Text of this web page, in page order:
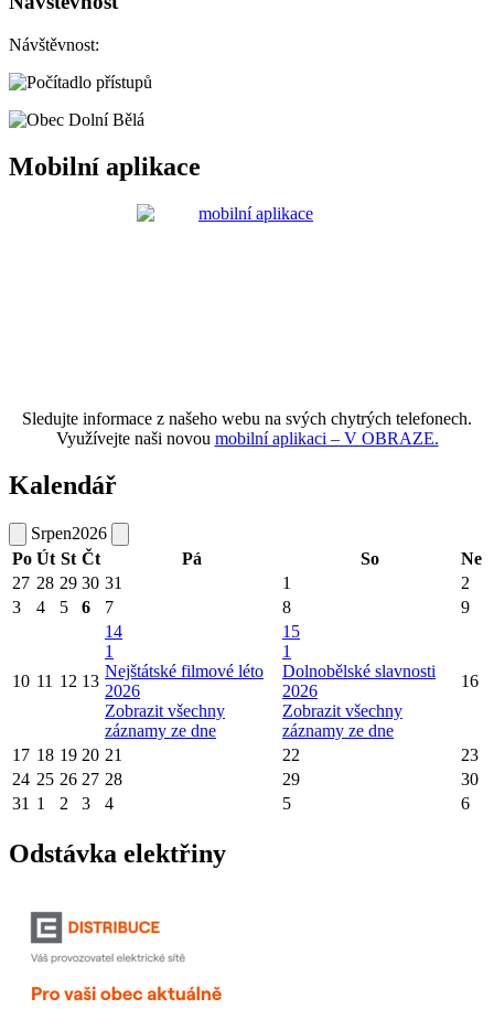
Návštěvnost:
Mobilní aplikace
Sledujte informace z našeho webu na svých chytrých telefonech.
Využívejte naši novou mobilní aplikaci – V OBRAZE.
Kalendář
Srpen2026
Po Út St Čt Pá So
Ne
27 28 29 30 31 1
2
3
4 5 6 7 8 9
10 11 12 13
14
1
Nejštátské filmové léto
2026
Zobrazit všechny
záznamy ze dne
15
1
Dolnobělské slavnosti
2026
Zobrazit všechny
záznamy ze dne
16
17 18 19 20 21 22
23
24 25 26 27 28 29
30
31 1 2 3 4 5 6
Odstávka elektřiny